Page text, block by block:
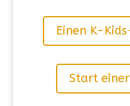
Einen K-
Start